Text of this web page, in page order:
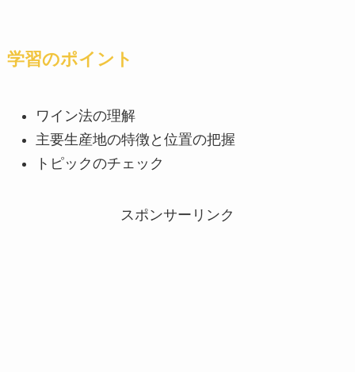
学習のポイント
ワイン法の理解
主要生産地の特徴と位置の把握
トピックのチェック
スポンサーリンク